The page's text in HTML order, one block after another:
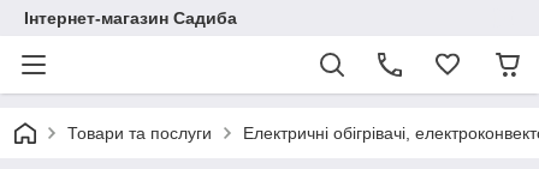
Інтернет-магазин Садиба
Товари та послуги Електричні обігрівачі,